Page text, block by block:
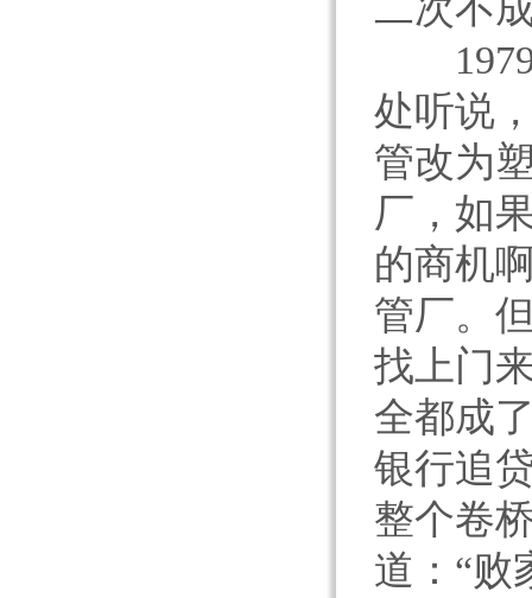
二次不
1979
处听说
管改为
厂，如
的商机
管厂。
找上门
全都成
银行追
整个卷
道：“败